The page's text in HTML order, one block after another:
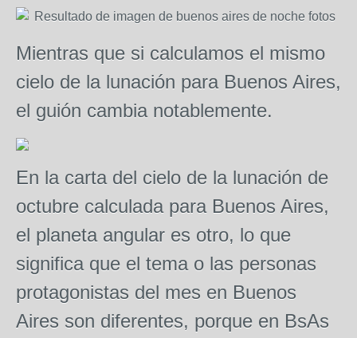
Mientras que si calculamos el mismo
cielo de la lunación para Buenos Aires,
el guión cambia notablemente.
En la carta del cielo de la lunación de
octubre calculada para Buenos Aires,
el planeta angular es otro, lo que
significa que el tema o las personas
protagonistas del mes en Buenos
Aires son diferentes, porque en BsAs